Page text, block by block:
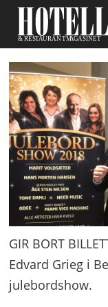
GIR BORT
Edvard Grieg i
julebordshow.